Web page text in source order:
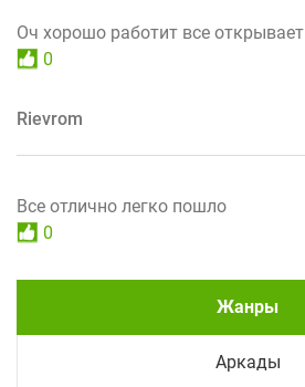
Оч хорошо работит все открывает
0
Rievrom
Все отлично легко пошло
0
Жанры
Аркады